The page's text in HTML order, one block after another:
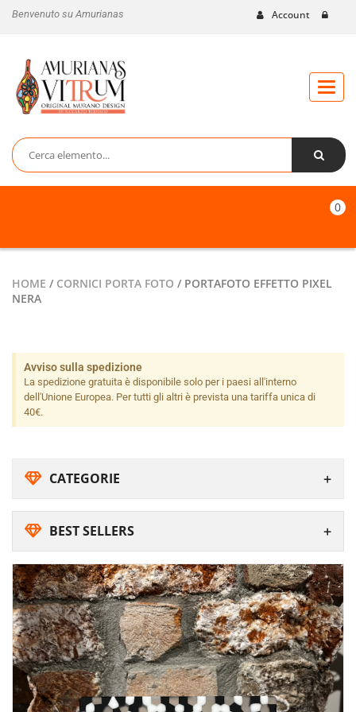
Benvenuto su Amurianas Account
Toggle
0
HOME / CORNICI PORTA FOTO / PORTAFOTO EFFETTO PIXEL
NERA
Avviso sulla spedizione
La spedizione gratuita è disponibile solo per i paesi all'interno
dell'Unione Europea. Per tutti gli altri è prevista una tariffa unica di
40€.
CATEGORIE
BEST SELLERS